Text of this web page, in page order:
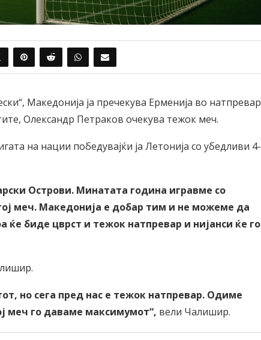
Македонија ја пречекува Ерменија во натпревар
Олександр Петраков очекува тежок меч.
на нации победувајќи ја Летонија со убедливи 4-
Острови. Минатата година игравме со
меч. Македонија е добар тим и не можеме да
биде цврст и тежок натпревар и нијанси ќе го
но сега пред нас е тежок натпревар. Одиме
меч го даваме максимумот“, вели Чалишир.